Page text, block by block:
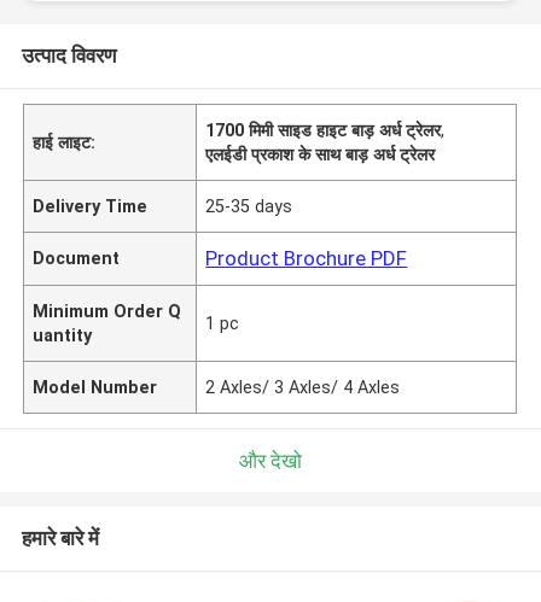
उत्पाद विवरण
हाई लाइट:
1700 मिमी साइड हाइट बाड़ अर्ध ट्रेलर,
एलईडी प्रकाश के साथ बाड़ अर्ध ट्रेलर
Delivery Time 25-35 days
Document Product Brochure PDF
Minimum Order Q
uantity
1 pc
Model Number 2 Axles/ 3 Axles/ 4 Axles
और देखो
हमारे बारे में